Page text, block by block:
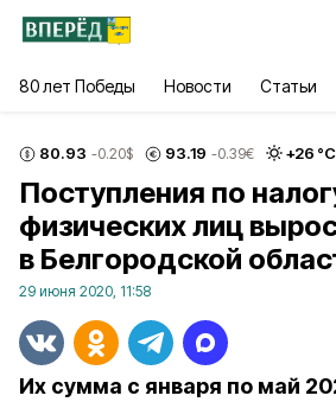
80 лет Победы Новости Статьи
80.93 -0.20$ 93.19 -0.39€ +26 °С,
Поступления по
физических лиц
в Белгородской
29 июня 2020, 11:58
Их сумма с января по май